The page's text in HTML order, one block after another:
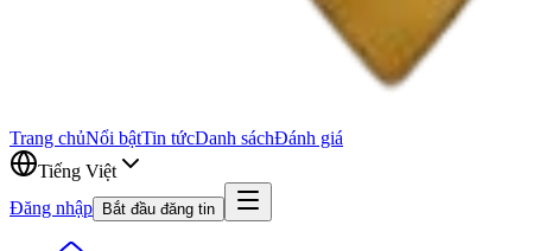
Trang chủNổi bậtTin tứcDanh sáchĐánh giá
Tiếng Việt
Đăng nhập
Bắt đầu đăng tin